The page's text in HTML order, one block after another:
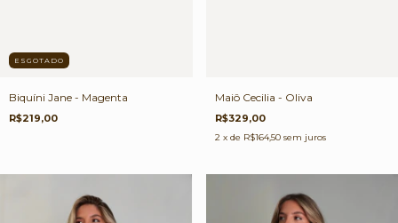
ESGOTADO
Biquíni Jane - Magenta
R$219,00
Maiô Cecilia - Oliva
R$329,00
2 x de R$164,50 sem juros